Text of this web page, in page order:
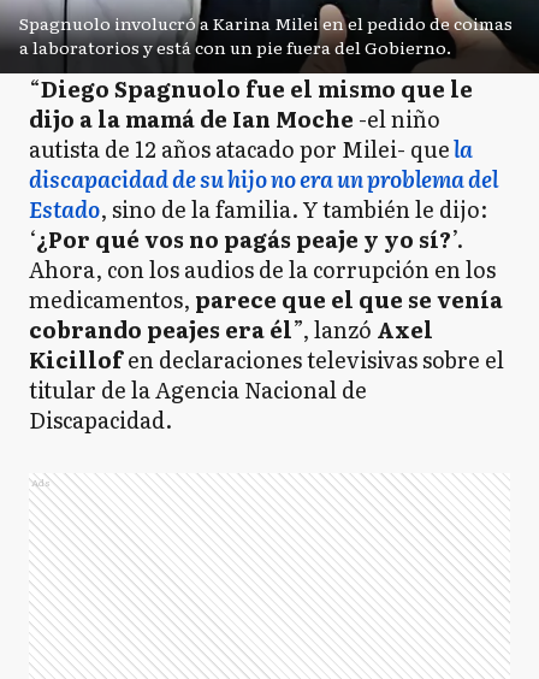
Spagnuolo involucró a Karina Milei en el pedido de coimas
a laboratorios y está con un pie fuera del Gobierno.
“Diego Spagnuolo fue el mismo que le
dijo a la mamá de Ian Moche -el niño
autista de 12 años atacado por Milei- quela
discapacidad de su hijo no era un problema del
Estado, sino de la familia. Y también le dijo:
‘¿Por qué vos no pagás peaje y yo sí?’.
Ahora, con los audios de la corrupción en los
medicamentos, parece que el que se venía
cobrando peajes era él”, lanzó Axel
Kicillofen declaraciones televisivas sobre el
titular de la Agencia Nacional de
Discapacidad.
Ads